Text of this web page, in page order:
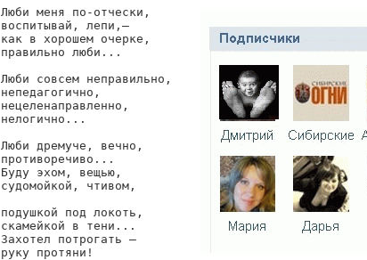
Люби меня по-отчески,
воспитывай, лепи,—
как в хорошем очерке,
правильно люби...
Люби совсем неправильно,
непедагогично,
нецеленаправленно,
нелогично...
Люби дремуче, вечно,
противоречиво...
Буду эхом, вещью,
судомойкой, чтивом,
подушкой под локоть,
скамейкой в тени...
Захотел потрогать —
руку протяни!